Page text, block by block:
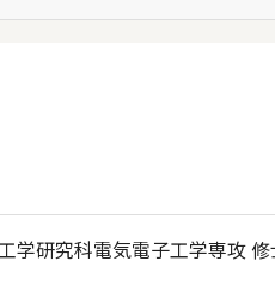
学研究科電気電子工学専攻 修